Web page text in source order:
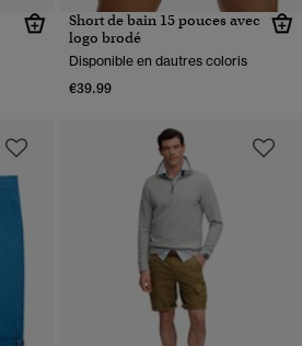
Short de bain 15 pouces avec
logo brodé
Disponible en dautres coloris
€39.99